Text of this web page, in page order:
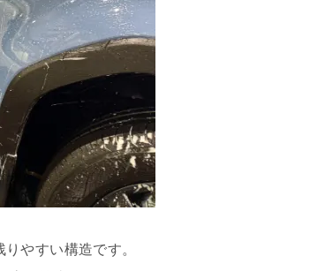
やすい構造です。